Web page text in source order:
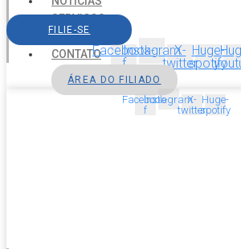
SERVIÇOS
AGENDA
CONTATO
FILIE-SE
Facebook-
f
InstagramX-
twitter
Huge-
spotify
ÁREA DO FILIADO
Facebook-
f
InstagramX-
twitter
Huge-
spotify